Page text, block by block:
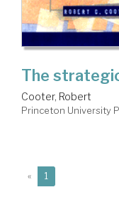
The
Cooter, Robert
Princeton University
« 1